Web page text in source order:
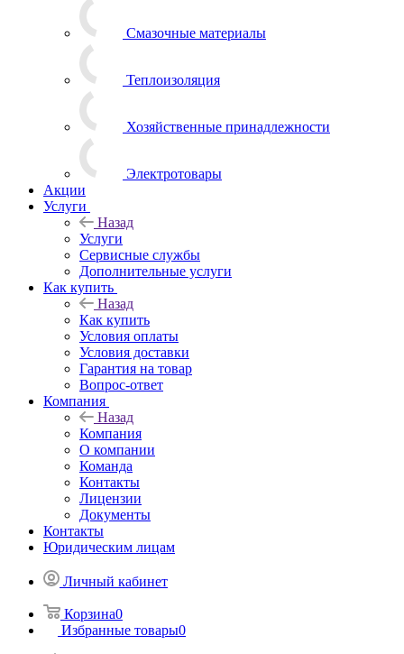
Смазочные материалы
Теплоизоляция
Хозяйственные принадлежности
Электротовары
Акции
Услуги
Назад
Услуги
Сервисные службы
Дополнительные услуги
Как купить
Назад
Как купить
Условия оплаты
Условия доставки
Гарантия на товар
Вопрос-ответ
Компания
Назад
Компания
О компании
Команда
Контакты
Лицензии
Документы
Контакты
Юридическим лицам
Личный кабинет
Корзина0
Избранные товары0